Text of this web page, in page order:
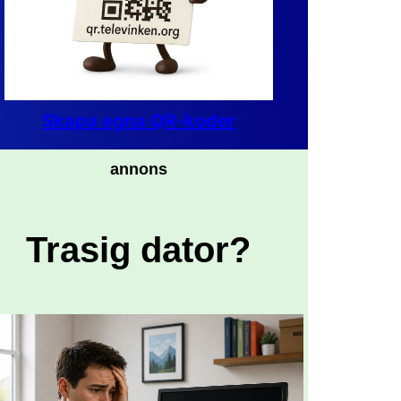
Skapa egna QR-koder
annons
Trasig dator?